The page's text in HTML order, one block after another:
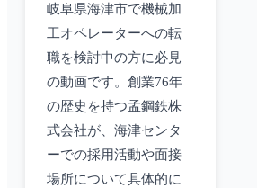
岐阜県海津市で機械加
工オペレーターへの転
職を検討中の方に必見
の動画です。創業76年
の歴史を持つ孟鋼鉄株
式会社が、海津センタ
ーでの採用活動や面接
場所について具体的に